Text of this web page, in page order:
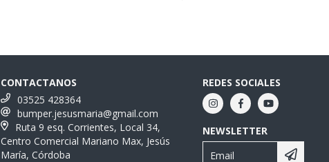
CONTACTANOS
03525 428364
bumper.jesusmaria@gmail.com
Ruta 9 esq. Corrientes, Local 34,
Centro Comercial Mariano Max, Jesús
María, Córdoba
REDES SOCIALES
NEWSLETTER